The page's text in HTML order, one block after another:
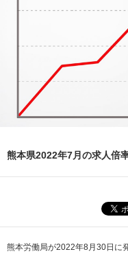
熊本県2022年7月の求人倍
熊本労働局が2022年8月30日に